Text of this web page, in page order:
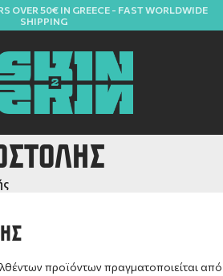
OVER 50€ IN GREECE - FAST WORLDWIDE
SHIPPING
προϊόντων πραγματοποιείται από